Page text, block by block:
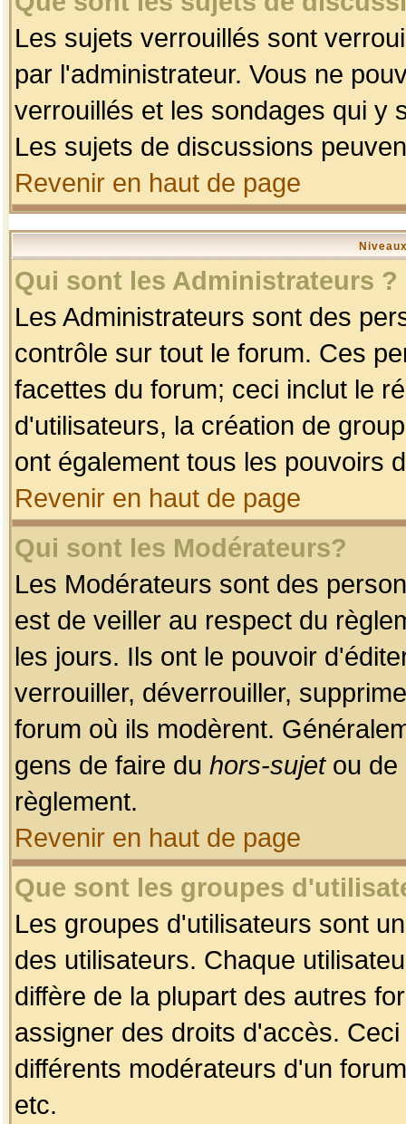
Les sujets verrouillés sont
par l'administrateur. Vous ne
verrouillés et les sondages qui y
Les sujets de discussions
Revenir en haut de page
Qui sont les Administrateurs ?
Les Administrateurs sont des
contrôle sur tout le forum. Ces
facettes du forum; ceci inclut le
d'utilisateurs, la création de
ont également tous les pouvoirs
Revenir en haut de page
Qui sont les Modérateurs?
Les Modérateurs sont des
est de veiller au respect du
les jours. Ils ont le pouvoir
verrouiller, déverrouiller,
forum où ils modèrent.
gens de faire du hors-sujetou de
règlement.
Revenir en haut de page
Que sont les groupes
Les groupes d'utilisateurs sont
des utilisateurs. Chaque
diffère de la plupart des autres
assigner des droits d'accès.
différents modérateurs d'un
etc.